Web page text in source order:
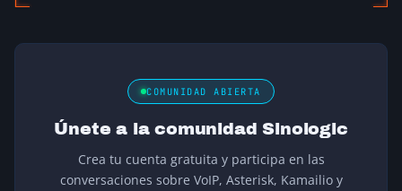
COMUNIDAD ABIERTA
Únete a la comunidad Sinologic
Crea tu cuenta gratuita y participa en las
conversaciones sobre VoIP, Asterisk, Kamailio y